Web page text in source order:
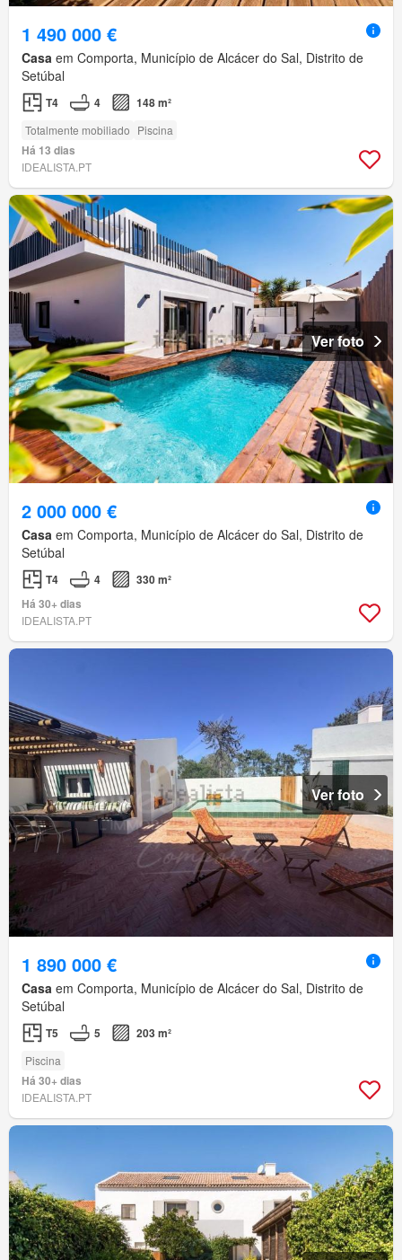
1 490 000 €
Casa em Comporta, Município de Alcácer do Sal, Distrito de
Setúbal
T4 4 148 m²
Totalmente mobiliado Piscina
Há 13 dias
IDEALISTA.PT
Ver foto
2 000 000 €
Casa em Comporta, Município de Alcácer do Sal, Distrito de
Setúbal
T4 4
330 m²
Há 30+ dias
IDEALISTA.PT
Ver foto
1 890 000 €
Casa em Comporta, Município de Alcácer do Sal, Distrito de
Setúbal
T5 5 203 m²
Piscina
Há 30+ dias
IDEALISTA.PT